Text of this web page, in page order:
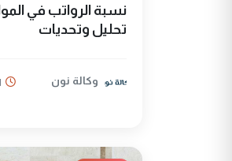
نسبة الرواتب في
تحليل وتحديات
وكالة نون